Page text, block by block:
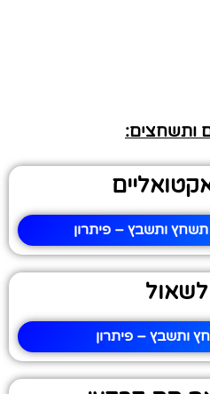
ותשחצים:
ותשבץ – פיתרון
לשאול
ותשבץ – פיתרון